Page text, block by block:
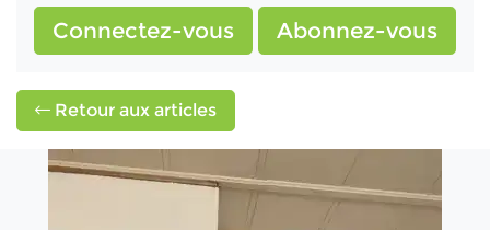
Connectez-vous Abonnez-vous
Retour aux articles